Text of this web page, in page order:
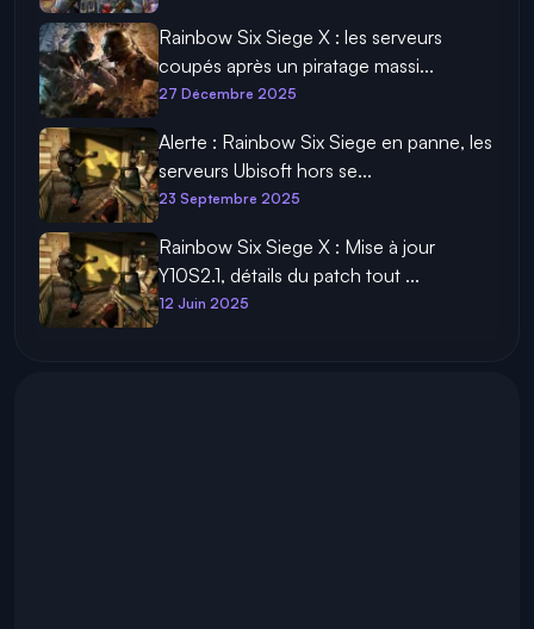
Rainbow Six Siege X : les serveurs
coupés après un piratage massi...
27 Décembre 2025
Alerte : Rainbow Six Siege en panne, les
serveurs Ubisoft hors se...
23 Septembre 2025
Rainbow Six Siege X : Mise à jour
Y10S2.1, détails du patch tout ...
12 Juin 2025